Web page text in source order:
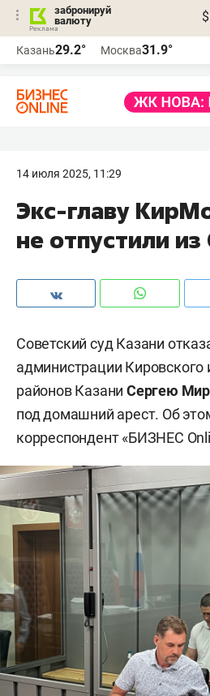
забронируй
валюту
$
Казань29.2° Москва31.9°
14 июля 2025, 11:29
Экс-главу
не отпустили
Советский суд Казани
администрации Кировского
районов Казани Сергею
под домашний арест. Об
корреспондент «БИЗНЕС